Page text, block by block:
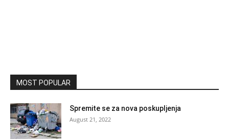
MOST POPULAR
Spremite se za nova poskupljenja
August 21, 2022